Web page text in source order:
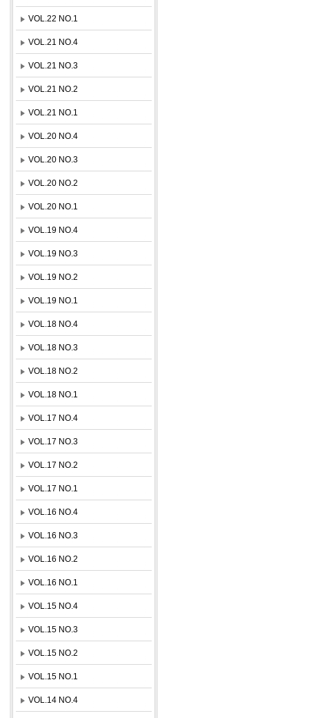
VOL.22 NO.1
VOL.21 NO.4
VOL.21 NO.3
VOL.21 NO.2
VOL.21 NO.1
VOL.20 NO.4
VOL.20 NO.3
VOL.20 NO.2
VOL.20 NO.1
VOL.19 NO.4
VOL.19 NO.3
VOL.19 NO.2
VOL.19 NO.1
VOL.18 NO.4
VOL.18 NO.3
VOL.18 NO.2
VOL.18 NO.1
VOL.17 NO.4
VOL.17 NO.3
VOL.17 NO.2
VOL.17 NO.1
VOL.16 NO.4
VOL.16 NO.3
VOL.16 NO.2
VOL.16 NO.1
VOL.15 NO.4
VOL.15 NO.3
VOL.15 NO.2
VOL.15 NO.1
VOL.14 NO.4